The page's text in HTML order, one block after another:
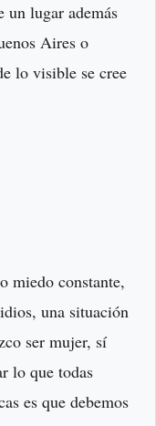
un lugar además
Aires o
lo visible se cree
miedo constante,
una situación
ser mujer, sí
lo que todas
es que debemos